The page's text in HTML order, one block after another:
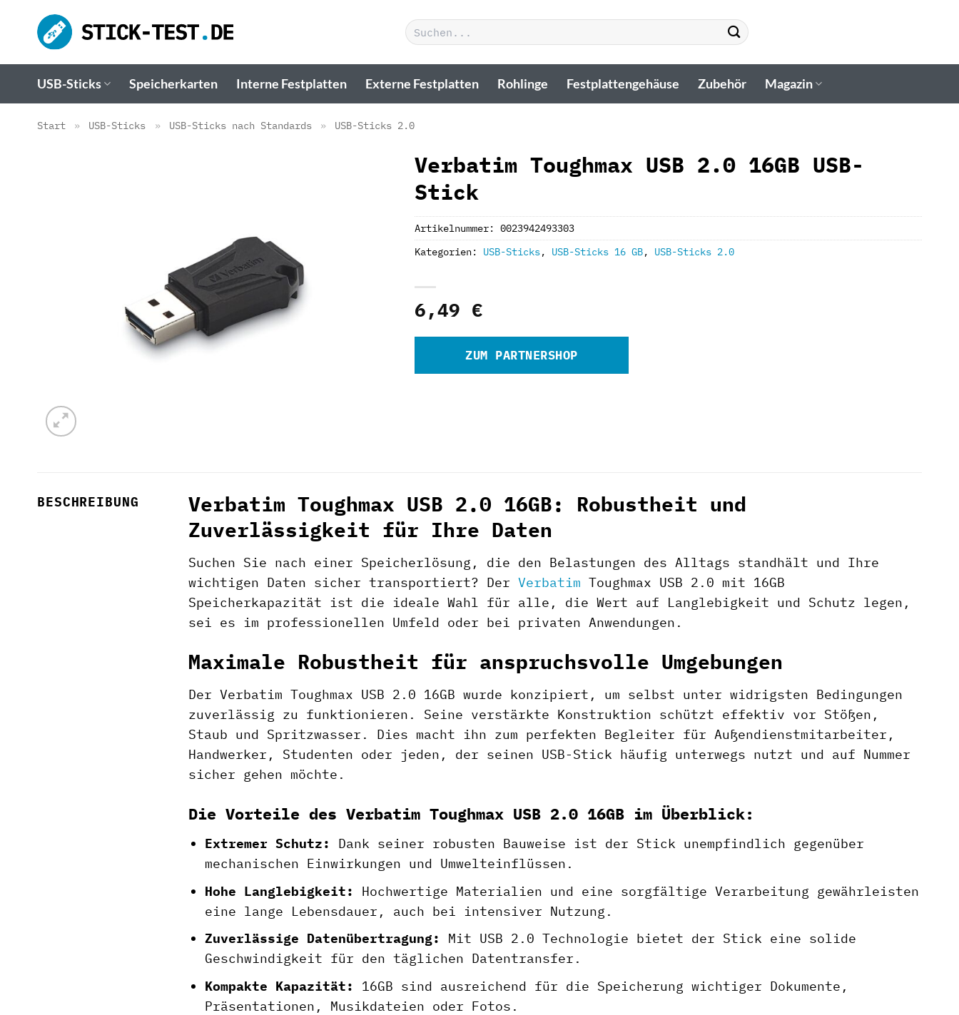
Inhalt
springen
Suchen
nach:
USB-Sticks Speicherkarten Interne Festplatten Externe Festplatten Rohlinge Festplattengehäuse Zubehör Magazin
Start » USB-Sticks » USB-Sticks nach Standards » USB-Sticks 2.0
Verbatim Toughmax USB 2.0 16GB USB-
Stick
6,49 €
ZUM PARTNERSHOP
Artikelnummer:0023942493303
Kategorien: USB-Sticks, USB-Sticks 16 GB, USB-Sticks 2.0
BESCHREIBUNG
Verbatim Toughmax USB 2.0 16GB: Robustheit und
Zuverlässigkeit für Ihre Daten
Suchen Sie nach einer Speicherlösung, die den Belastungen des Alltags standhält und Ihre
wichtigen Daten sicher transportiert? Der Verbatim Toughmax USB 2.0 mit 16GB
Speicherkapazität ist die ideale Wahl für alle, die Wert auf Langlebigkeit und Schutz legen,
sei es im professionellen Umfeld oder bei privaten Anwendungen.
Maximale Robustheit für anspruchsvolle Umgebungen
Der Verbatim Toughmax USB 2.0 16GB wurde konzipiert, um selbst unter widrigsten Bedingungen
zuverlässig zu funktionieren. Seine verstärkte Konstruktion schützt effektiv vor Stößen,
Staub und Spritzwasser. Dies macht ihn zum perfekten Begleiter für Außendienstmitarbeiter,
Handwerker, Studenten oder jeden, der seinen USB-Stick häufig unterwegs nutzt und auf Nummer
sicher gehen möchte.
Die Vorteile des Verbatim Toughmax USB 2.0 16GB im Überblick:
Extremer Schutz:
Dank seiner robusten Bauweise ist der Stick unempfindlich gegenüber
mechanischen Einwirkungen und Umwelteinflüssen.
Hohe Langlebigkeit:
Hochwertige Materialien und eine sorgfältige Verarbeitung gewährleisten
eine lange Lebensdauer, auch bei intensiver Nutzung.
Zuverlässige Datenübertragung:
Mit USB 2.0 Technologie bietet der Stick eine solide
Geschwindigkeit für den täglichen Datentransfer.
Kompakte Kapazität:
16GB sind ausreichend für die Speicherung wichtiger Dokumente,
Präsentationen, Musikdateien oder Fotos.